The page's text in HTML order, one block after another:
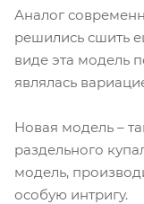
Аналог
решились сшить
виде эта модель
являлась
Новая модель –
раздельного
модель,
особую интригу.